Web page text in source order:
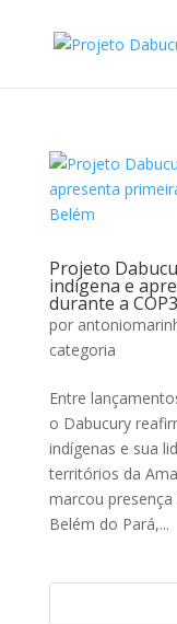
Projeto
indígena e
durante a
por
categoria
Entre
o Dabucury
indígenas e sua
territórios da
marcou presença
Belém do Pará,...